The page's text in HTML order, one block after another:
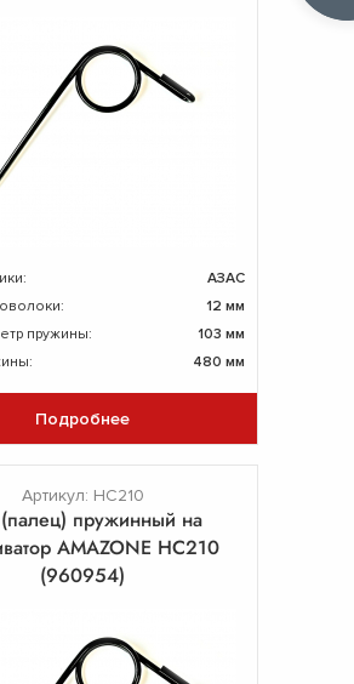
АЗАС
12 мм
пружины:
103 мм
480 мм
Подробнее
Артикул: HC210
пружинный на
AMAZONE HC210
(960954)